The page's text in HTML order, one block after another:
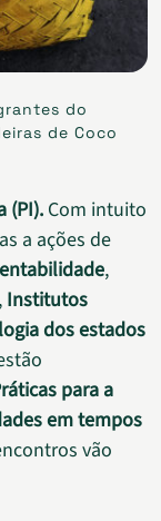
do
de Coco
(PI). Com intuito
a ações de
,
Institutos
dos estados
para a
em tempos
vão